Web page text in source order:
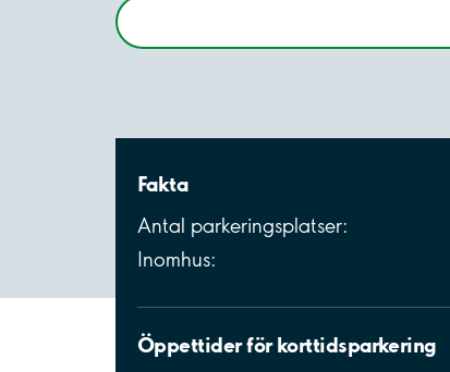
Fakta
Antal parkeringsplatser:
Inomhus:
Öppettider för korttidsparkering